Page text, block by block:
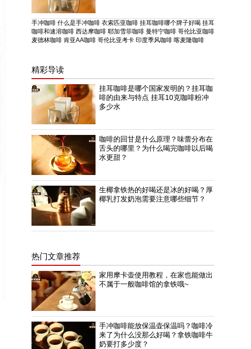
手冲咖啡 什么是手冲咖啡 衣索匹亚咖啡 挂耳咖啡哪个牌子好喝 挂耳
咖啡和速溶咖啡 西达摩咖啡 耶加雪菲咖啡 曼特宁咖啡 哥伦比亚咖啡
麦德林咖啡 肯亚AA咖啡 哥伦比亚考卡 印度季风咖啡 喀麦隆咖啡
精彩导读
挂耳咖啡是哪个国家发明的？挂耳咖
啡的由来与特点 挂耳10克咖啡粉冲
多少水
咖啡的回甘是什么原理？味蕾分布在
舌头的哪里？为什么喝完咖啡以后喝
水更甜？
生椰拿铁热的好喝还是冰的好喝？厚
椰乳打发奶泡需要注意哪些细节？
热门文章推荐
家用摩卡壶使用教程，在家也能做出
不属于一般咖啡馆的拿铁哦~
手冲咖啡能放保温壶保温吗？咖啡冷
来了为什么没那么好喝？拿铁咖啡牛
奶要打多少度？